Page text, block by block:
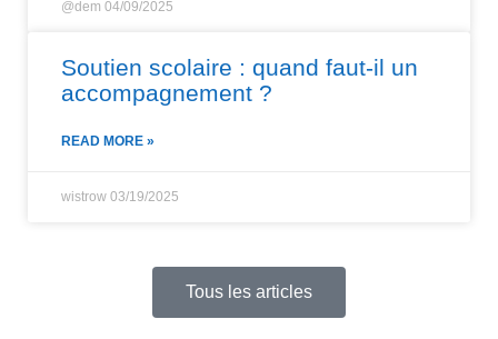
@dem 04/09/2025
Soutien scolaire : quand faut-il un
accompagnement ?
READ MORE »
wistrow 03/19/2025
Tous les articles